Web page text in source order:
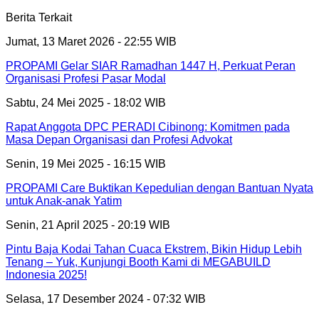
Berita Terkait
Jumat, 13 Maret 2026 - 22:55 WIB
PROPAMI Gelar SIAR Ramadhan 1447 H, Perkuat Peran
Organisasi Profesi Pasar Modal
Sabtu, 24 Mei 2025 - 18:02 WIB
Rapat Anggota DPC PERADI Cibinong: Komitmen pada
Masa Depan Organisasi dan Profesi Advokat
Senin, 19 Mei 2025 - 16:15 WIB
PROPAMI Care Buktikan Kepedulian dengan Bantuan Nyata
untuk Anak-anak Yatim
Senin, 21 April 2025 - 20:19 WIB
Pintu Baja Kodai Tahan Cuaca Ekstrem, Bikin Hidup Lebih
Tenang – Yuk, Kunjungi Booth Kami di MEGABUILD
Indonesia 2025!
Selasa, 17 Desember 2024 - 07:32 WIB